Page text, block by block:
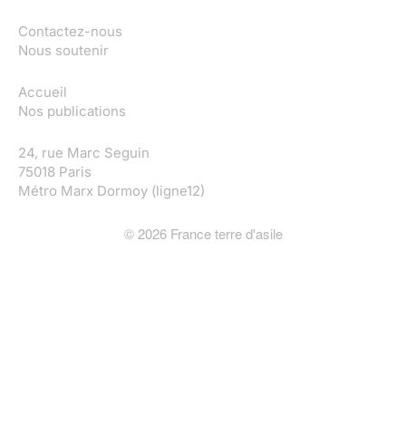
Contactez-nous
Nous soutenir
Accueil
Nos publications
24, rue Marc Seguin
75018 Paris
Métro Marx Dormoy (ligne12)
©2026France terre d'asile